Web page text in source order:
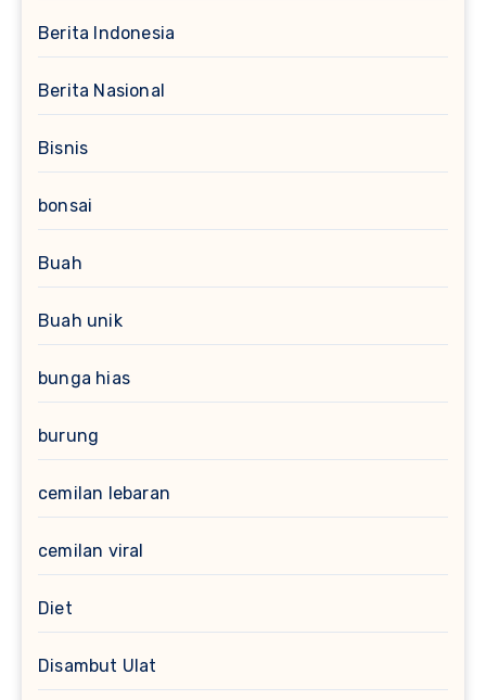
Berita Indonesia
Berita Nasional
Bisnis
bonsai
Buah
Buah unik
bunga hias
burung
cemilan lebaran
cemilan viral
Diet
Disambut Ulat